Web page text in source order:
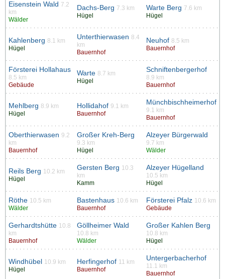
Eisenstein Wald
7.2
km
Wälder
Dachs-Berg 7.3 km
Hügel
Warte Berg 7.6 km
Hügel
Kahlenberg 8.1 km
Hügel
Unterthierwasen 8.4
km
Bauernhof
Neuhof 8.5 km
Bauernhof
Försterei Hollahaus
8.5 km
Gebäude
Warte 8.7 km
Hügel
Schniftenbergerhof
8.9 km
Bauernhof
Mehlberg 8.9 km
Hügel
Hollidahof 9.1 km
Bauernhof
Münchbischheimerhof
9.1 km
Bauernhof
Oberthierwasen 9.2
km
Bauernhof
Großer Kreh-Berg
9.3 km
Hügel
Alzeyer Bürgerwald
9.7 km
Wälder
Reils Berg 10.2 km
Hügel
Gersten Berg 10.3
km
Kamm
Alzeyer Hügelland
10.5 km
Hügel
Röthe 10.5 km
Wälder
Bastenhaus 10.6 km
Bauernhof
Försterei Pfalz 10.6 km
Gebäude
Gerhardtshütte 10.8
km
Bauernhof
Göllheimer Wald
10.8 km
Wälder
Großer Kahlen Berg
10.8 km
Hügel
Windhübel
10.9 km
Hügel
Herfingerhof 11 km
Bauernhof
Untergerbacherhof
11.1 km
Bauernhof